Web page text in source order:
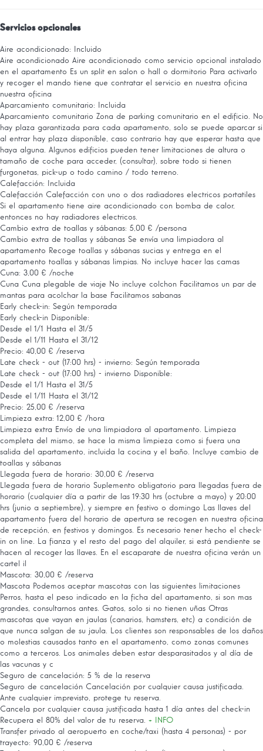
Servicios opcionales
Aire acondicionado: Incluido
Aire acondicionado Aire acondicionado como servicio opcional instalado
en el apartamento Es un split en salon o hall o dormitorio Para activarlo
y recoger el mando tiene que contratar el servicio en nuestra oficina
nuestra oficina
Aparcamiento comunitario: Incluida
Aparcamiento comunitario Zona de parking comunitario en el edificio. No
hay plaza garantizada para cada apartamento, solo se puede aparcar si
al entrar hay plaza disponible, caso contrario hay que esperar hasta que
haya alguna. Algunos edificios pueden tener limitaciones de altura o
tamaño de coche para acceder, (consultar), sobre todo si tienen
furgonetas, pick-up o todo camino / todo terreno.
Calefacción: Incluida
Calefacción Calefacción con uno o dos radiadores electricos portatiles
Si el apartamento tiene aire acondicionado con bomba de calor,
entonces no hay radiadores electricos.
Cambio extra de toallas y sábanas: 5,00 € /persona
Cambio extra de toallas y sábanas Se envía una limpiadora al
apartamento Recoge toallas y sábanas sucias y entrega en el
apartamento toallas y sábanas limpias. No incluye hacer las camas
Cuna: 3,00 € /noche
Cuna Cuna plegable de viaje No incluye colchon Facilitamos un par de
mantas para acolchar la base Facilitamos sabanas
Early check-in: Según temporada
Early check-in Disponible:
Desde el 1/1 Hasta el 31/5
Desde el 1/11 Hasta el 31/12
Precio: 40,00 € /reserva
Late check - out (17:00 hrs) - invierno: Según temporada
Late check - out (17:00 hrs) - invierno Disponible:
Desde el 1/1 Hasta el 31/5
Desde el 1/11 Hasta el 31/12
Precio: 25,00 € /reserva
Limpieza extra: 12,00 € /hora
Limpieza extra Envío de una limpiadora al apartamento. Limpieza
completa del mismo, se hace la misma limpieza como si fuera una
salida del apartamento, incluida la cocina y el baño. Incluye cambio de
toallas y sábanas
Llegada fuera de horario: 30,00 € /reserva
Llegada fuera de horario Suplemento obligatorio para llegadas fuera de
horario (cualquier día a partir de las 19:30 hrs (octubre a mayo) y 20:00
hrs (junio a septiembre), y siempre en festivo o domingo Las llaves del
apartamento fuera del horario de apertura se recogen en nuestra oficina
de recepción, en festivos y domingos. Es necesario tener hecho el check-
in on line. La fianza y el resto del pago del alquiler, si está pendiente se
hacen al recoger las llaves. En el escaparate de nuestra oficina verán un
cartel il
Mascota: 30,00 € /reserva
Mascota Podemos aceptar mascotas con las siguientes limitaciones
Perros, hasta el peso indicado en la ficha del apartamento, si son mas
grandes, consultarnos antes. Gatos, solo si no tienen uñas Otras
mascotas que vayan en jaulas (canarios, hamsters, etc) a condición de
que nunca salgan de su jaula. Los clientes son responsables de los daños
o molestias causados tanto en el apartamento, como zonas comunes
como a terceros. Los animales deben estar desparasitados y al día de
las vacunas y c
Seguro de cancelación: 5 % de la reserva
Seguro de cancelación Cancelación por cualquier causa justificada.
Ante cualquier imprevisto, protege tu reserva.
Cancela por cualquier causa justificada hasta 1 día antes del check-in
Recupera el 80% del valor de tu reserva. + INFO
Transfer privado al aeropuerto en coche/taxi (hasta 4 personas) - por
trayecto: 90,00 € /reserva